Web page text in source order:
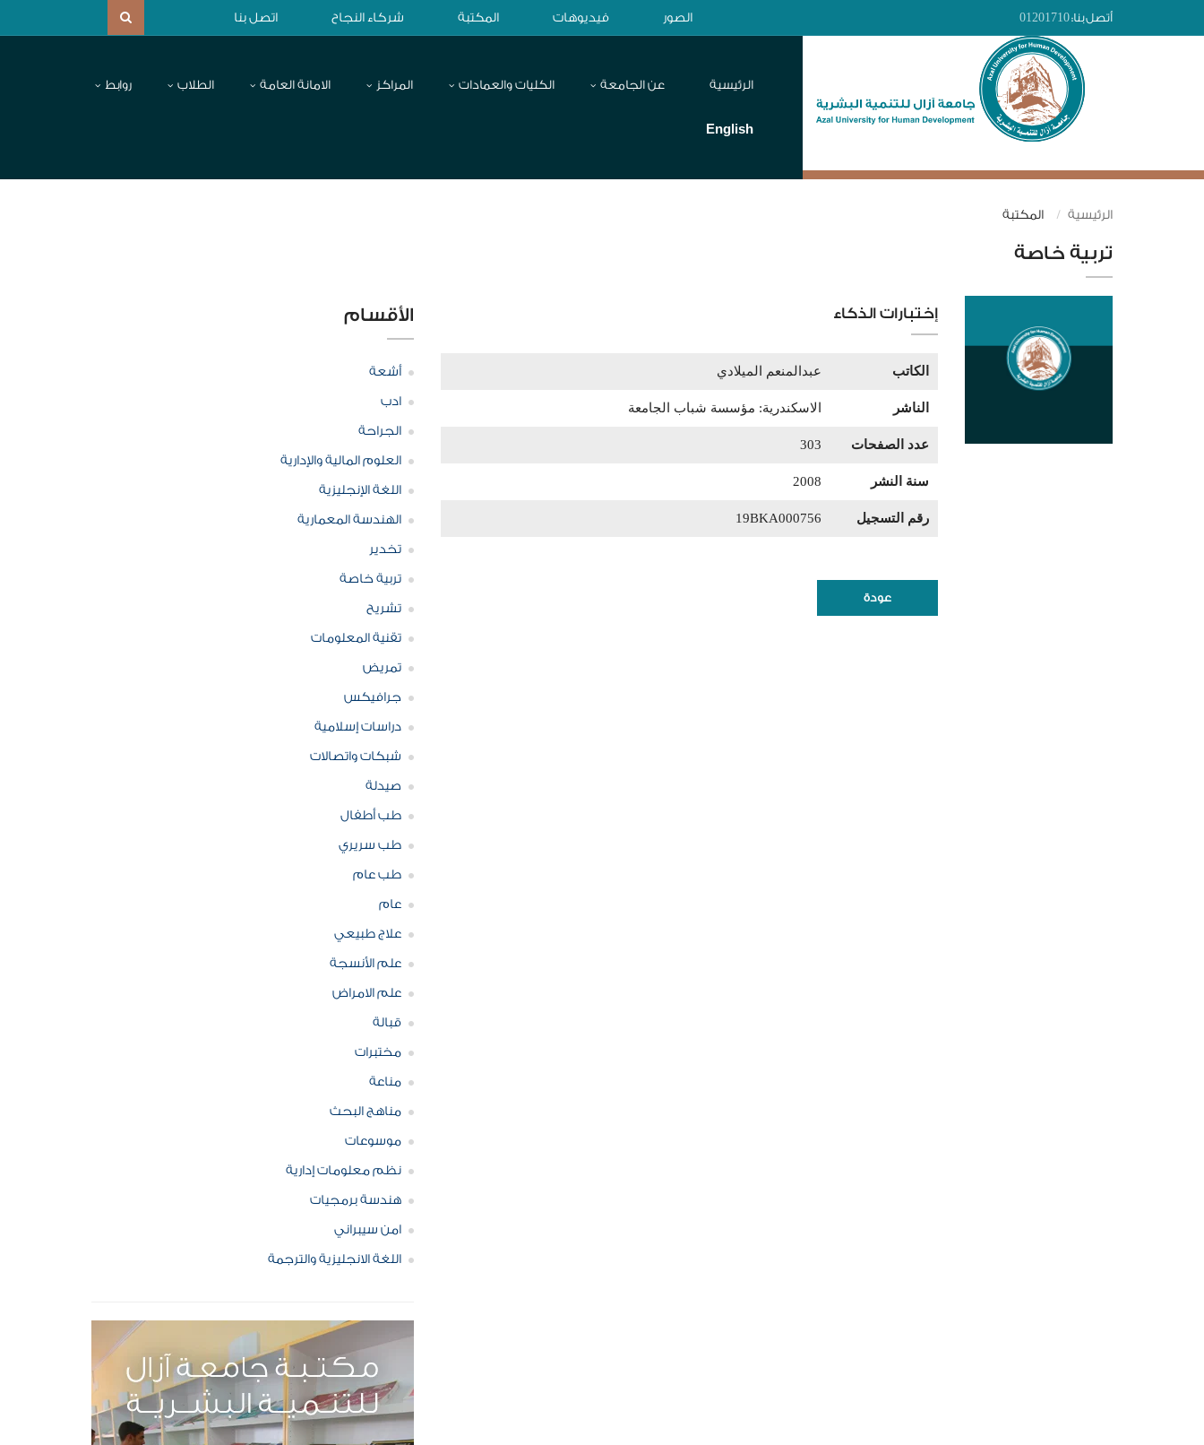
أتصل بنا:01201710 الصور فيديوهات المكتبة شركاء النجاح اتصل بنا
الرئيسية عن الجامعة الكليات والعمادات المراكز الامانة العامة الطلاب روابط
English
الرئيسية المكتبة
تربية خاصة
إختبارات الذكاء
الكاتب عبدالمنعم الميلادي
الناشر الاسكندرية: مؤسسة شباب الجامعة
عدد الصفحات 303
سنة النشر 2008
رقم التسجيل 19BKA000756
عودة
الأقسام
أشعة
ادب
الجراحة
العلوم المالية والإدارية
اللغة الإنجليزية
الهندسة المعمارية
تخدير
تربية خاصة
تشريح
تقنية المعلومات
تمريض
جرافيكس
دراسات إسلامية
شبكات واتصالات
صيدلة
طب أطفال
طب سريري
طب عام
عام
علاج طبيعي
علم الأنسجة
علم الامراض
قبالة
مختبرات
مناعة
مناهج البحث
موسوعات
نظم معلومات إدارية
هندسة برمجيات
امن سيبراني
اللغة الانجليزية والترجمة